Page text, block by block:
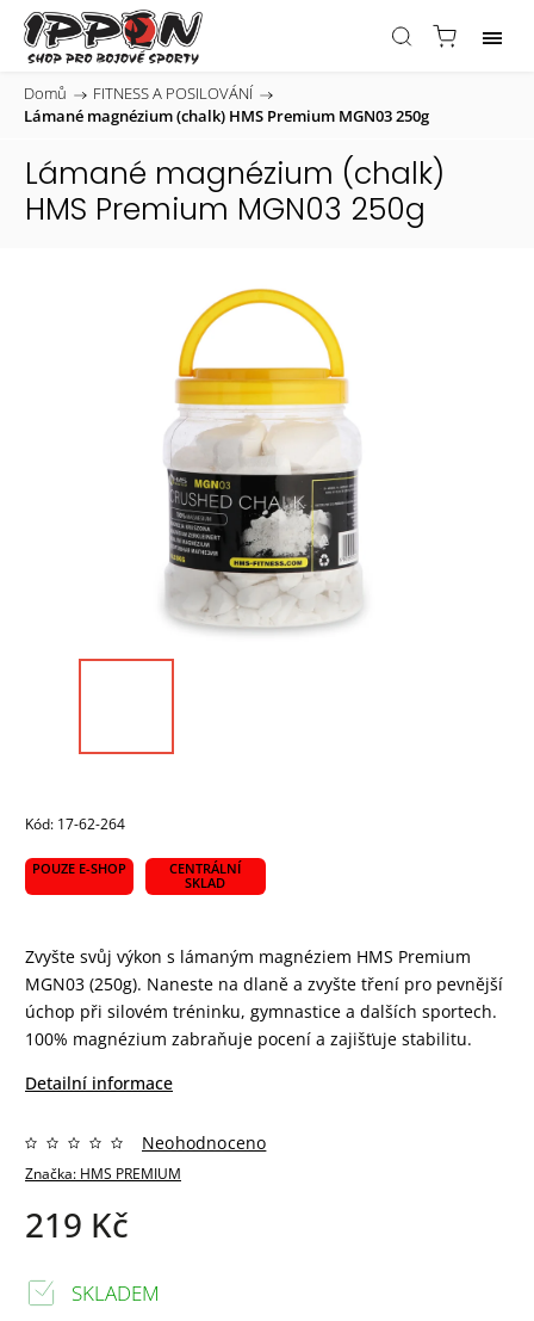
Domů / FITNESS A POSILOVÁNÍ /
Lámané magnézium (chalk) HMS Premium MGN03 250g
Lámané magnézium (chalk)
HMS Premium MGN03 250g
Kód: 17-62-264
POUZE E-SHOP
CENTRÁLNÍ
SKLAD
Zvyšte svůj výkon s lámaným magnéziem HMS Premium
MGN03 (250g). Naneste na dlaně a zvyšte tření pro pevnější
úchop při silovém tréninku, gymnastice a dalších sportech.
100% magnézium zabraňuje pocení a zajišťuje stabilitu.
Detailní informace
Značka: HMS PREMIUM
Neohodnoceno
219 Kč
SKLADEM